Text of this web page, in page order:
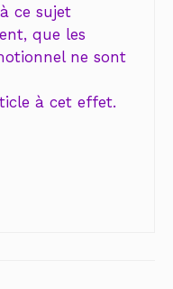
ce sujet
que les
ne sont
à cet effet.